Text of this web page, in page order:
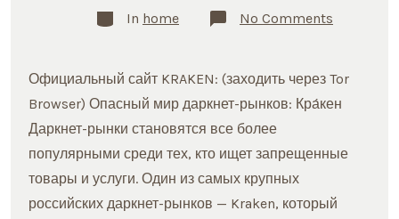
Categories
In home No Comments
KRAKEN
САЙТ
ДАРКНЕТ
Официальный сайт KRAKEN: (заходить через Tor
Browser) Опасный мир даркнет-рынков: Кра́кен
Даркнет-рынки становятся все более
популярными среди тех, кто ищет запрещенные
товары и услуги. Один из самых крупных
российских даркнет-рынков — Kraken, который